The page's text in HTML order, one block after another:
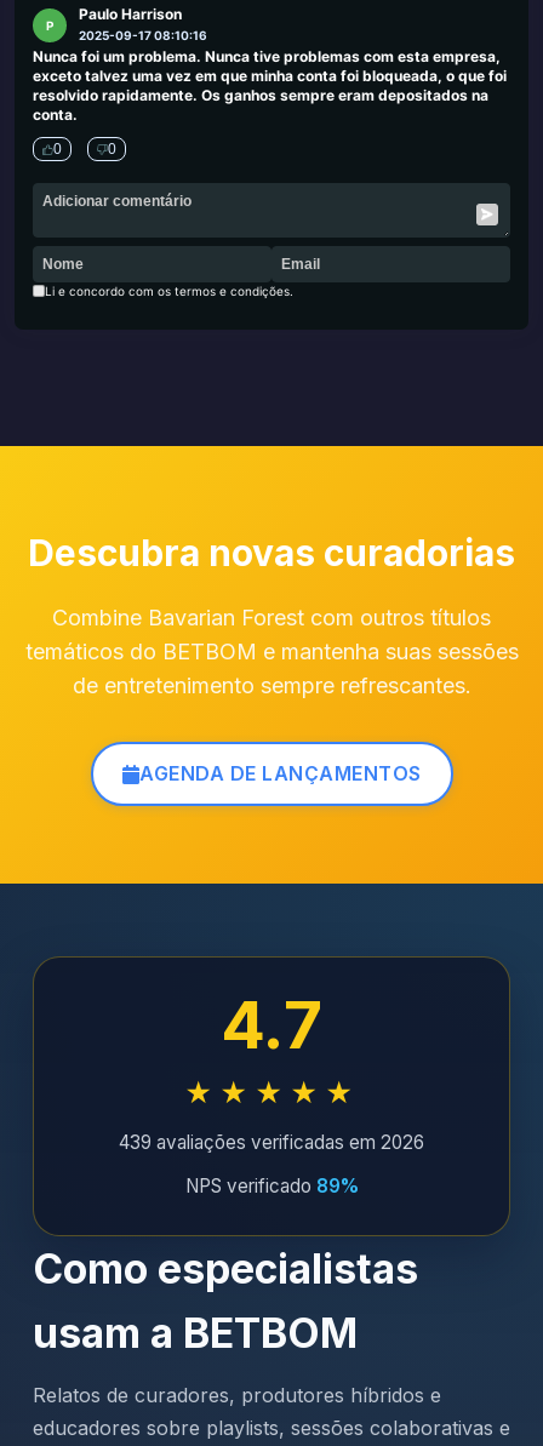
P
Paulo Harrison
2025-09-17 08:10:16
Nunca foi um problema. Nunca tive problemas com esta empresa,
exceto talvez uma vez em que minha conta foi bloqueada, o que foi
resolvido rapidamente. Os ganhos sempre eram depositados na
conta.
0 0
Li e concordo com os termos e condições.
Descubra novas curadorias
Combine Bavarian Forest com outros títulos
temáticos do BETBOM e mantenha suas sessões
de entretenimento sempre refrescantes.
AGENDA DE LANÇAMENTOS
4.7
★★★★★
439 avaliações verificadas em 2026
NPS verificado 89%
Como especialistas
usam a BETBOM
Relatos de curadores, produtores híbridos e
educadores sobre playlists, sessões colaborativas e